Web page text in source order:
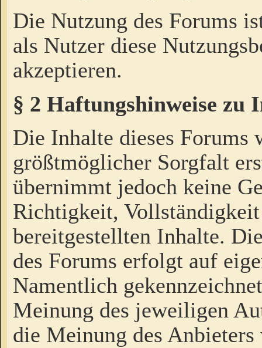
Die Nutzung des Forums
als Nutzer diese
akzeptieren.
§ 2 Haftungshinweise zu
Die Inhalte dieses Forums
größtmöglicher Sorgfalt
übernimmt jedoch keine
Richtigkeit,
bereitgestellten Inhalte.
des Forums erfolgt auf
Namentlich
Meinung des jeweiligen
die Meinung des Anbieters